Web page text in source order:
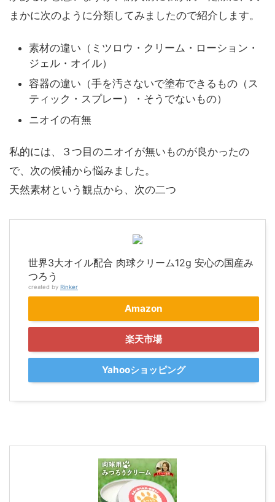
まかに次のように分類してみましたので紹介します。
素材の違い（ミツロウ・クリーム・ローション・
ジェル・オイル）
容器の違い（手を汚さないで塗布できるもの（ス
ティック・スプレー）・そうでないもの）
ニオイの有無
私的には、３つ目のニオイが無いものが良かったの
で、次の候補から悩みました。
天然素材という観点から、次の二つ
世界3大オイル配合 肉球クリーム12g 安心の国産み
つろう
created by Rinker
Amazon
楽天市場
Yahooショッピング